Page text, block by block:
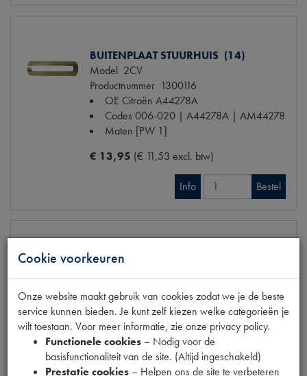
BUITENPLAAT STUURHUIS (14)
Model 2CV
Productnummer 1300116
OE Citroën A44278A
Codes 006-020 | A44278A | AM44278
Maten [PW 1]
€ 13,95 (€ 11,53 excl. btw)
Info Bestel
SCHUIFPLAAT STUURHUIS (15)
Model2CV
Productnummer
1300117
OE Citroën A44279
Codes006-030 | A44279 | AM44279
| CCH04150
Maten [PW 1]
Cookie voorkeuren
Onze website maakt gebruik van cookies zodat we je de beste
service kunnen bieden. Je kunt zelf kiezen welke categorieën je
wilt toestaan. Voor meer informatie, zie onze privacy policy.
Functionele cookies – Nodig voor de
basisfunctionaliteit van de site. (Altijd ingeschakeld)
Prestatie cookies – Helpen ons de site te verbeteren